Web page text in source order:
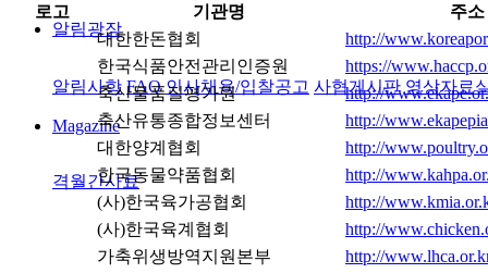
알림광장
알림사항 FAQ 인사채용/입찰공고 사협게시판 영상자료
Magazine
격월간사료
로고
기관명
주소
대한한돈협회
http://
한국식품안전관리인증원
https://
축산물품질평가원
http://
축산유통종합정보센터
http://
대한양계협회
http://
한국동물약품협회
http://
(사)한국육가공협회
http://
(사)한국육계협회
http://
가축위생방역지원본부
http://